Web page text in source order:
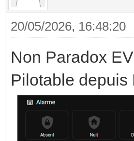
20/05/2026, 16:48:20
Non Paradox
Pilotable depuis